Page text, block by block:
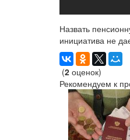
Назвать
инициатива не
(2 оценок)
Рекомендуем к